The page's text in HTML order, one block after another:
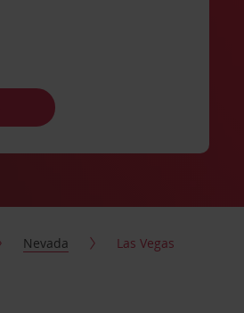
Nevada Las Vegas